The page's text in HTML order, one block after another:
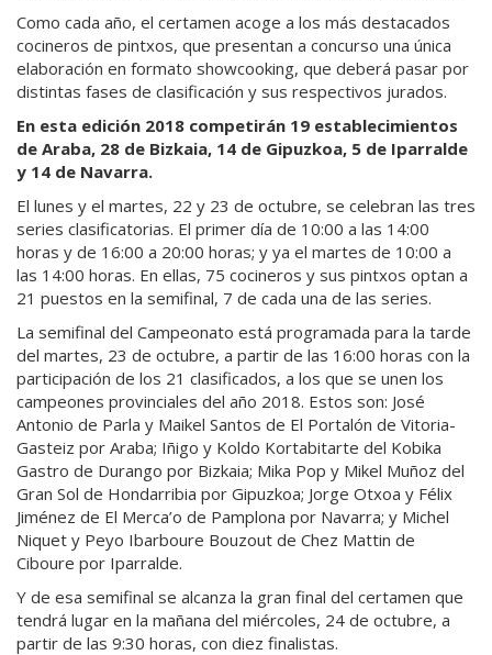
Como cada año, el certamen acoge a los más destacados
cocineros de pintxos, que presentan a concurso una única
elaboración en formato showcooking, que deberá pasar por
distintas fases de clasificación y sus respectivos jurados.
En esta edición 2018 competirán 19 establecimientos
de Araba, 28 de Bizkaia, 14 de Gipuzkoa, 5 de Iparralde
y 14 de Navarra.
El lunes y el martes, 22 y 23 de octubre, se celebran las tres
series clasificatorias. El primer día de 10:00 a las 14:00
horas y de 16:00 a 20:00 horas; y ya el martes de 10:00 a
las 14:00 horas. En ellas, 75 cocineros y sus pintxos optan a
21 puestos en la semifinal, 7 de cada una de las series.
La semifinal del Campeonato está programada para la tarde
del martes, 23 de octubre, a partir de las 16:00 horas con la
participación de los 21 clasificados, a los que se unen los
campeones provinciales del año 2018. Estos son: José
Antonio de Parla y Maikel Santos de El Portalón de Vitoria-
Gasteiz por Araba; Iñigo y Koldo Kortabitarte del Kobika
Gastro de Durango por Bizkaia; Mika Pop y Mikel Muñoz del
Gran Sol de Hondarribia por Gipuzkoa; Jorge Otxoa y Félix
Jiménez de El Merca’o de Pamplona por Navarra; y Michel
Niquet y Peyo Ibarboure Bouzout de Chez Mattin de
Ciboure por Iparralde.
Y de esa semifinal se alcanza la gran final del certamen que
tendrá lugar en la mañana del miércoles, 24 de octubre, a
partir de las 9:30 horas, con diez finalistas.